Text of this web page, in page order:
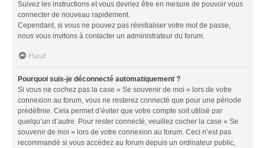
Suivez les instructions et vous devriez être en mesure de pouvoir vous
connecter de nouveau rapidement.
Cependant, si vous ne pouvez pas réinitialiser votre mot de passe,
nous vous invitons à contacter un administrateur du forum.
Haut
Pourquoi suis-je déconnecté automatiquement ?
Si vous ne cochez pas la case « Se souvenir de moi » lors de votre
connexion au forum, vous ne resterez connecté que pour une période
prédéfinie. Cela permet d’éviter que votre compte soit utilisé par
quelqu’un d’autre. Pour rester connecté, veuillez cocher la case « Se
souvenir de moi » lors de votre connexion au forum. Ceci n’est pas
recommandé si vous accédez au forum depuis un ordinateur public,